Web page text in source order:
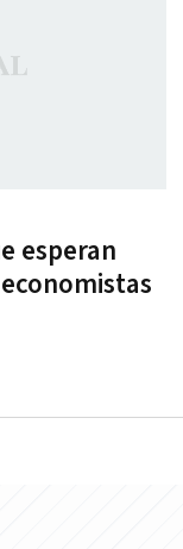
esperan